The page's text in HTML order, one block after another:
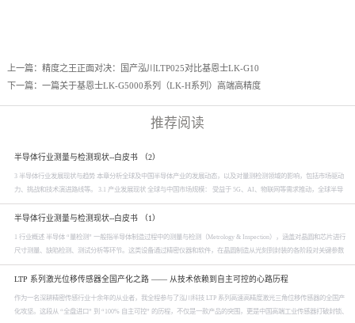
上一篇： 精度之王正面对决：国产泓川LTP025对比基恩士LK-G10
下一篇： 一篇关于基恩士LK-G5000系列（LK-H系列）高端高精度
推荐阅读
半导体行业测量与检测现状--白皮书 （2）
3 半导体行业发展现状与趋势 本章分析全球及中国半导体产业的发展动态，以及对量测检测领域的影响，包括市场驱动
力、挑战和技术演进路线等。 3.1 产业发展现状 全球与中国市场规模： 受益于 5G、AI、物联网等需求推动，全球半导
体设备市场近年来快速扩张，2019 年2022 年从 598 亿美元增长至 1,076 亿美元。2023 年由于芯片下游需求疲软出现小幅
下滑，全球设备销售额约 1...
半导体行业测量与检测现状--白皮书 （1）
1 行业概述 半导体 “量检测” 一般指半导体制造过程中的测量与检测（Metrology & Inspection），涵盖对晶圆和芯片进行
尺寸测量、缺陷检测、测试分析等环节。这类设备通过精密仪器和软件，在晶圆制造从光刻到封装的各阶段对关键参数
和缺陷进行检测，把控产品良率。由于半导体元件的微缩和复杂化，量测与检测成为保障产品性能和良率的核心环节，
被视为芯片制造的“质量保障”命脉。...
LTP 系列激光位移传感器全国产化之路 —— 从技术依赖到自主可控的心路历程
作为一名深耕精密传感行业十余年的从业者，我全程参与了泓川科技 LTP 系列高速高精度激光三角位移传感器的全国产
化攻坚。这段从 “全盘进口” 到 “100% 自主可控” 的历程，不仅是一款产品的突围，更是中国高端工业传感器打破封锁、